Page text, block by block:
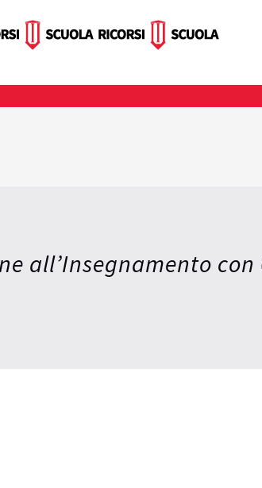
all’Insegnamento con